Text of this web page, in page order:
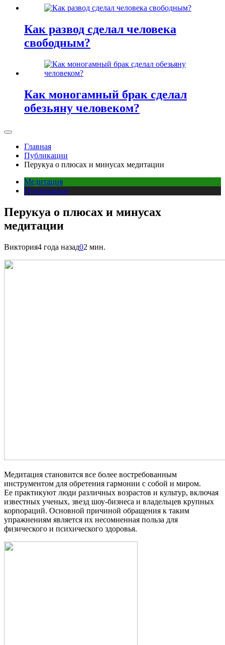
Как развод сделал человека
свободным?
Как моногамный брак сделал
обезьяну человеком?
Главная
Публикации
Перукуа о плюсах и минусах медитации
Медитация
Публикации
Перукуа о плюсах и минусах
медитации
Виктория4 года назад02 мин.
Медитация становится все более востребованным
инструментом для обретения гармонии с собой и миром.
Ее практикуют люди различных возрастов и культур, включая
известных ученых, звезд шоу-бизнеса и владельцев крупных
корпораций. Основной причиной обращения к таким
упражнениям является их несомненная польза для
физического и психического здоровья.